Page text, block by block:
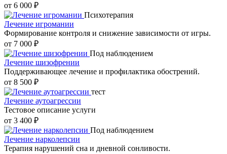
от 6 000 ₽
Психотерапия
Лечение игромании
Формирование контроля и снижение зависимости от игры.
от 7 000 ₽
Под наблюдением
Лечение шизофрении
Поддерживающее лечение и профилактика обострений.
от 8 500 ₽
тест
Лечение аутоагрессии
Тестовое описание услуги
от 3 400 ₽
Под наблюдением
Лечение нарколепсии
Терапия нарушений сна и дневной сонливости.